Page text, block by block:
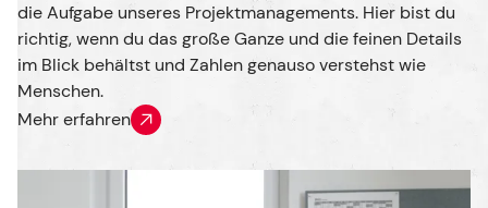
die Aufgabe unseres Projektmanagements. Hier bist du
richtig, wenn du das große Ganze und die feinen Details
im Blick behältst und Zahlen genauso verstehst wie
Menschen.
Mehr erfahren